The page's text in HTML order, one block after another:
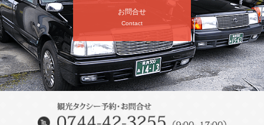
お問合せ
Contact